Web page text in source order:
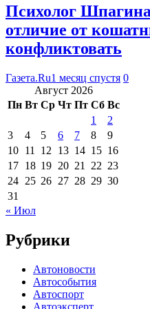
Психолог
отличие от
конфликтовать
Газета.Ru1 месяц спустя 0
Август 2026
Пн Вт Ср Чт Пт Сб Вс
1
2
3
4 5 6 7 8
9
10 11 12 13 14 15 16
17 18 19 20 21 22 23
24 25 26 27 28 29 30
31
« Июл
Рубрики
Автоновости
Автособытия
Автоспорт
Автоэксперт